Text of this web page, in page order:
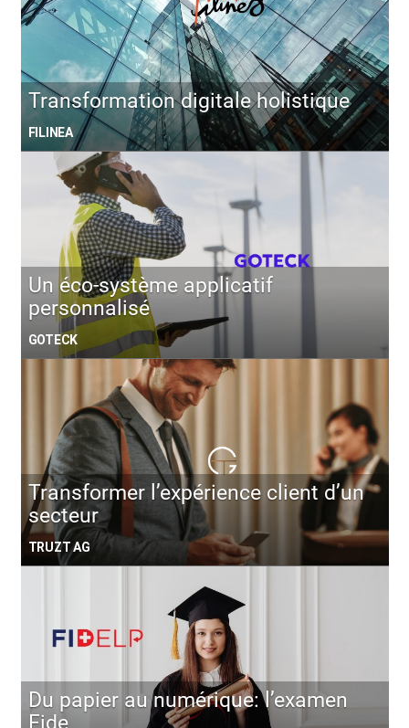
Transformation digitale holistique
FILINEA
Un éco-système applicatif
personnalisé
GOTECK
Transformer l’expérience client d’un
secteur
TRUZT AG
Du papier au numérique: l’examen
Fide